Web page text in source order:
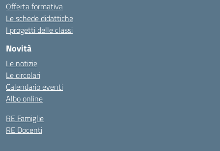
Offerta formativa
Le schede didattiche
I progetti delle classi
Novità
Le notizie
Le circolari
Calendario eventi
Albo online
RE Famiglie
RE Docenti